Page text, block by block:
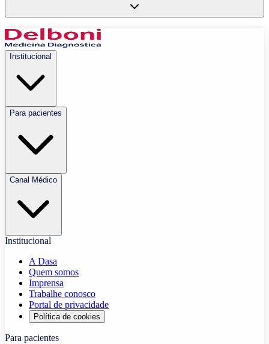
Institucional
Para pacientes
Canal Médico
Institucional
A Dasa
Quem somos
Imprensa
Trabalhe conosco
Portal de privacidade
Política de cookies
Para pacientes